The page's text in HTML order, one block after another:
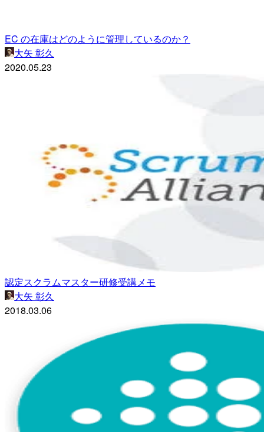
EC の在庫はどのように管理しているのか？
大矢 彰久
2020.05.23
認定スクラムマスター研修受講メモ
大矢 彰久
2018.03.06